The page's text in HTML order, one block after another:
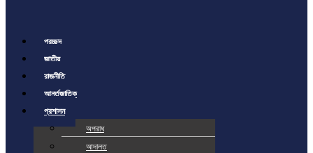
প্রচ্ছদ
জাতীয়
রাজনীতি
আর্ন্তজাতিক
প্রশাসন
অপরাধ
আদালত